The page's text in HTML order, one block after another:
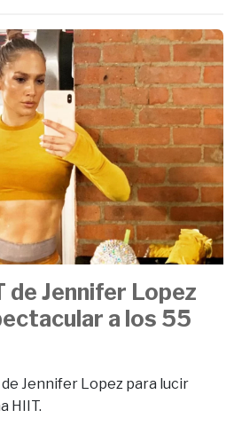
de Jennifer Lopez
a los 55
Jennifer Lopez para lucir
HIIT.